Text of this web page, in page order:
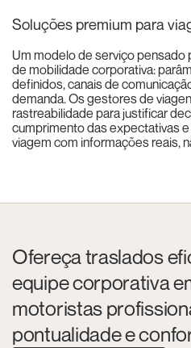
Soluções premium para
Um modelo de serviço pensado
de mobilidade corporativa:
definidos, canais de
demanda. Os gestores de
rastreabilidade para justificar
cumprimento das expectativas
viagem com informações reais,
Ofereça traslados
equipe corporativa
motoristas
pontualidade e